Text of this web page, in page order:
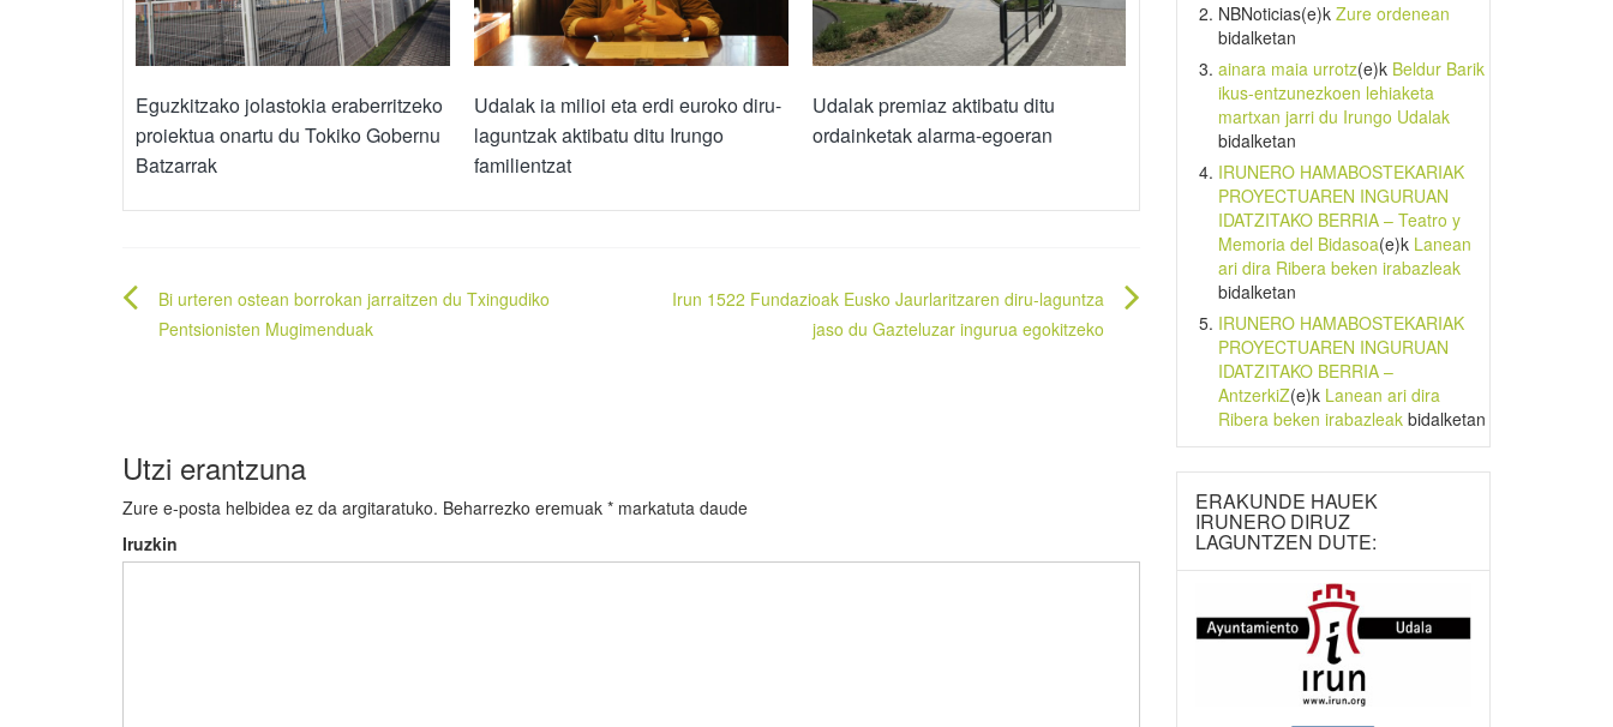
Eguzkitzako jolastokia eraberritzeko
proiektua onartu du Tokiko Gobernu
Batzarrak
Udalak ia milioi eta erdi euroko diru-
laguntzak aktibatu ditu Irungo
familientzat
Udalak premiaz aktibatu ditu
ordainketak alarma-egoeran
Bidalketetan
zehar
Bi urteren ostean borrokan jarraitzen du Txingudiko
Pentsionisten Mugimenduak
Irun 1522 Fundazioak Eusko Jaurlaritzaren diru-laguntza
jaso du Gazteluzar ingurua egokitzeko
Utzi erantzuna
Zure e-posta helbidea ez da argitaratuko. Beharrezko eremuak * markatuta daude
Iruzkin
NBNoticias(e)k Zure ordenean
bidalketan
ainara maia urrotz(e)k Beldur Barik
ikus-entzunezkoen lehiaketa
martxan jarri du Irungo Udalak
bidalketan
IRUNERO HAMABOSTEKARIAK
PROYECTUAREN INGURUAN
IDATZITAKO BERRIA – Teatro y
Memoria del Bidasoa(e)k Lanean
ari dira Ribera beken irabazleak
bidalketan
IRUNERO HAMABOSTEKARIAK
PROYECTUAREN INGURUAN
IDATZITAKO BERRIA –
AntzerkiZ(e)k Lanean ari dira
Ribera beken irabazleakbidalketan
ERAKUNDE HAUEK
IRUNERO DIRUZ
LAGUNTZEN DUTE: